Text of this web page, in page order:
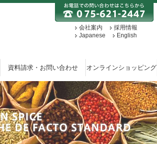
会社案内
採用情報
Japanese
English
資料請求・お問い合わせ オンラインショッピング